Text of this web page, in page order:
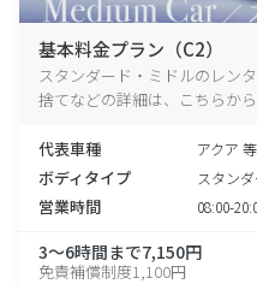
基本料金プラン（C2）
スタンダード・ミドルのレン
捨てなどの詳細は、こちらか
代表車種 アクア 等
ボディタイプ スタン
営業時間 08:00-
3～6時間まで7,150円
免責補償制度1,100円